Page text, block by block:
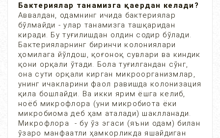
Бактериялар танамизга қаердан келади?
Аввалдан, одамнинг ичида бактериялар
бўлмайди - улар танамизга ташқаридан
киради. Бу туғилишдан олдин содир бўлади.
Бактерияларнинг биринчи колониялари
ҳомилага йўлдош, қоғоноқ сувлари ва киндик
қони орқали ўтади. Бола туғилгандан сўнг,
она сути орқали кирган микроорганизмлар,
унинг ичакларини фаол равишда колонизация
қила бошлайди. Ва икки ярим ёшга келиб,
ноёб микрофлора (уни микробиота ёки
микробиома деб ҳам аталади) шаклланади.
Микрофлора - бу ўз эгаси (яъни одам) билан
ўзаро манфаатли ҳамкорликда яшайдиган